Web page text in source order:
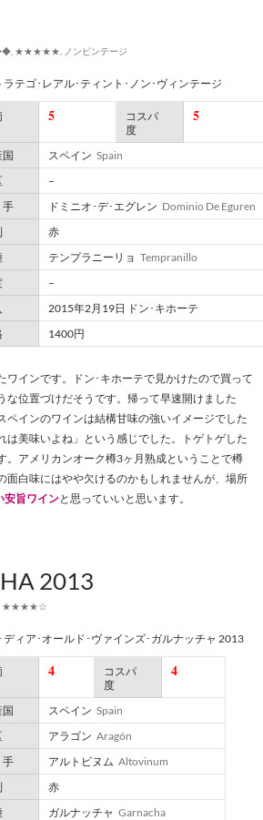
★★★★★ ノンビンテージ
ラテゴ･レアル･ティント･ノン･ヴィンテージ
5
コスパ
度
5
国 スペイン Spain
–
手
ドミニオ･デ･エグレン Dominio De Eguren
赤
テンプラニーリョ Tempranillo
–
2015年2月19日 ドン･キホーテ
1400円
インです。ドン･キホーテで見かけたので買って
位置づけだそうです。帰って早速開けました
インのワインは結構甘味の強いイメージでした
は美味いよね」という感じでした。トゲトゲした
。アメリカンオーク樽3ヶ月熟成ということで樽
白味にはやや欠けるのかもしれませんが、場所
安旨ワインと思っていいと思います。
2013
★★★★☆
ディア･オールド･ヴァインズ･ガルナッチャ 2013
4
コスパ
度
4
国 スペイン Spain
アラゴン Aragón
手
アルトビヌム Altovinum
赤
ガルナッチャ Garnacha